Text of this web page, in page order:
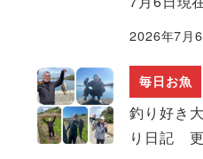
2026年7月
毎日お魚
釣り好き
り日記